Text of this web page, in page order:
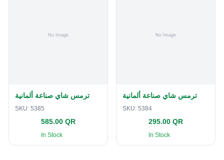
ترمس شاي صناعة ألمانية
SKU: 5385
585.00 QR
In Stock
ترمس شاي صناعة ألمانية
SKU: 5384
295.00 QR
In Stock